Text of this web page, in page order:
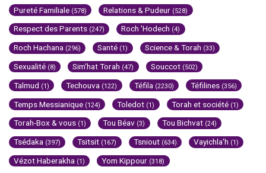
Pureté Familiale (578) Relations & Pudeur (528)
Respect des Parents (247) Roch 'Hodech (4)
Roch Hachana (296) Santé (1) Science & Torah (33)
Sexualité (8) Sim'hat Torah (47) Souccot (502)
Talmud (1) Techouva (122) Téfila (2230) Téfilines (356)
Temps Messianique (124) Toledot (1) Torah et société (1)
Torah-Box & vous (1) Tou Béav (3) Tou Bichvat (24)
Tsédaka (397) Tsitsit (167) Tsniout (634) Vayichla'h (1)
Vézot Haberakha (1) Yom Kippour (318)